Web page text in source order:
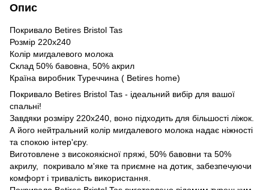
Опис
Покривало Betires Bristol Tas
Розмір 220х240
Колір мигдалевого молока
Склад 50% бавовна, 50% акрил
Країна виробник Туреччина ( Betires home)
Покривало Betires Bristol Tas - ідеальний вибір для вашої
спальні!
Завдяки розміру 220х240, воно підходить для більшості ліжок.
А його нейтральний колір мигдалевого молока надає ніжності
та спокою інтер'єру.
Виготовлене з високоякісної пряжі, 50% бавовни та 50%
акрилу, покривало м'яке та приємне на дотик, забезпечуючи
комфорт і тривалість використання.